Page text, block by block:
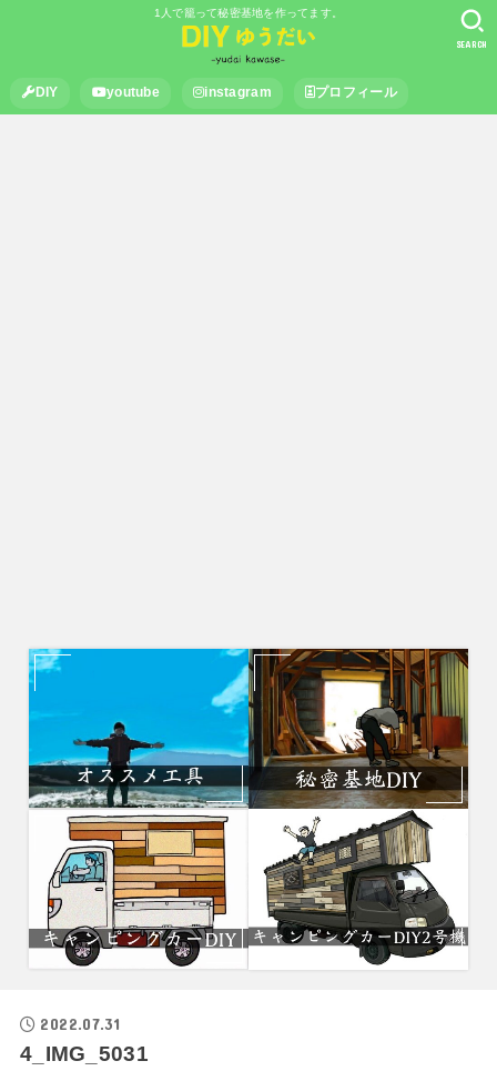
1人で籠って秘密基地を作ってます。
DIY youtube instagram プロフィール
SEARCH
2022.07.31
4_IMG_5031